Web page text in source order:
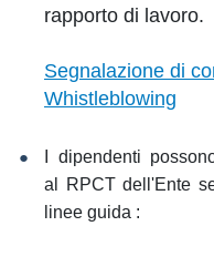
rapporto di lavoro.
Segnalazione di
Whistleblowing
I dipendenti
al RPCT dell'Ente
linee guida :